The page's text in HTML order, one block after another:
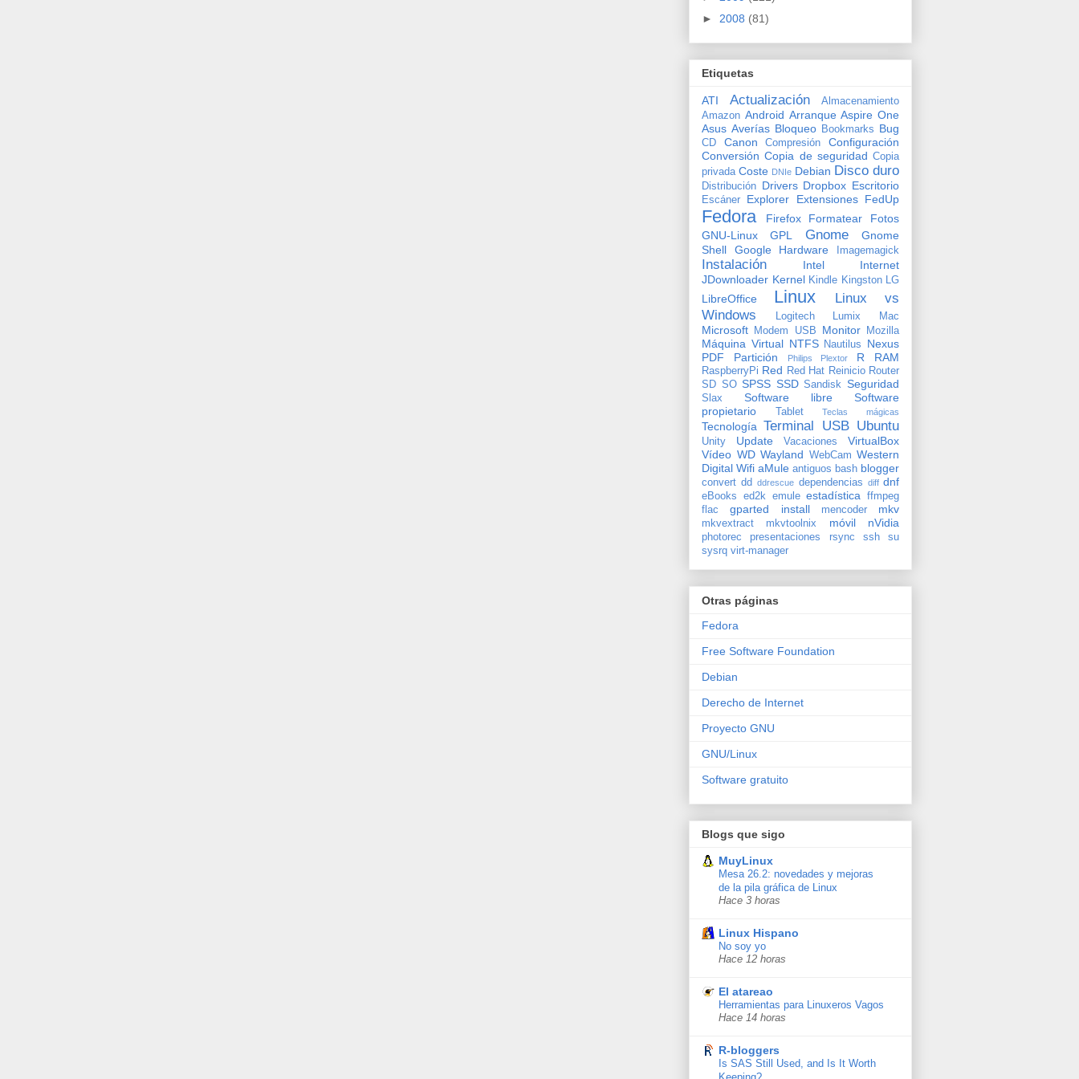
► 2008 (81)
Etiquetas
ATI Actualización
Almacenamiento
Amazon Android Arranque Aspire One
Asus Averías Bloqueo Bookmarks Bug
CD Canon Compresión
Configuración
Conversión Copia de seguridad Copia
privada Coste DNIe Debian Disco duro
Distribución Drivers Dropbox Escritorio
Escáner Explorer Extensiones FedUp
Fedora Firefox Formatear
Fotos
GNU-Linux
GPL Gnome
Gnome
Shell
Google Hardware Imagemagick
Instalación Intel
Internet
JDownloader Kernel Kindle Kingston LG
LibreOffice Linux
Linux vs
Windows
Logitech Lumix Mac
Microsoft Modem USB Monitor Mozilla
Máquina Virtual NTFS Nautilus
Nexus
PDF
Partición Philips Plextor R RAM
RaspberryPi Red Red Hat Reinicio Router
SD SO SPSS SSD Sandisk Seguridad
Slax Software libre
Software
propietario
Tablet Teclas mágicas
Tecnología Terminal USB Ubuntu
Unity Update Vacaciones
VirtualBox
Vídeo WD Wayland WebCam Western
Digital Wifi aMule antiguos bash blogger
convert dd ddrescue dependencias diff dnf
eBooks ed2k emule estadística ffmpeg
flac
gparted install mencoder mkv
mkvextract mkvtoolnix móvil nVidia
photorec presentaciones rsync ssh
su
sysrq virt-manager
Otras páginas
Fedora
Free Software Foundation
Debian
Derecho de Internet
Proyecto GNU
GNU/Linux
Software gratuito
Blogs que sigo
MuyLinux
Mesa 26.2: novedades y mejoras
de la pila gráfica de Linux
Hace 3 horas
Linux Hispano
No soy yo
Hace 12 horas
El atareao
Herramientas para Linuxeros Vagos
Hace 14 horas
R-bloggers
Is SAS Still Used, and Is It Worth